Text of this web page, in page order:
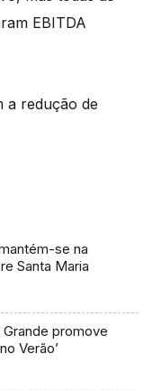
EBITDA
a redução de
se na
Santa Maria
Grande promove
Verão’